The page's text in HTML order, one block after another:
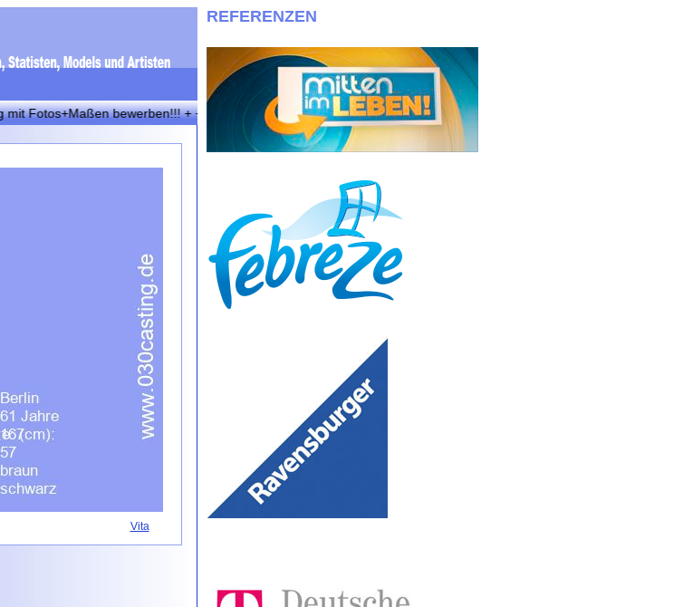
bewerben!!! + + + Wir suchen immer eineige Zwillinge! Bewerbungen bitte an info@030casting.de + + +
Vita
REFERENZEN